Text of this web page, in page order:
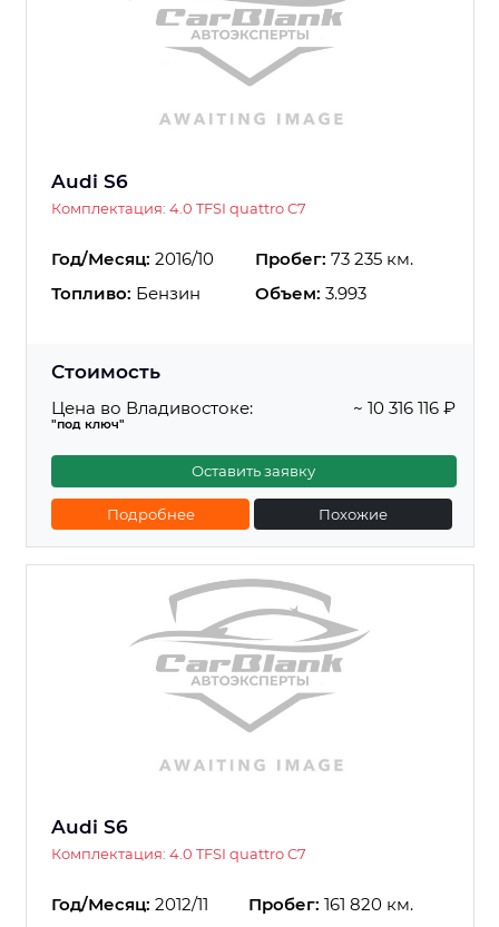
Audi S6
Комплектация: 4.0 TFSI quattro C7
Год/Месяц: 2016/10 Пробег: 73 235 км.
Топливо: Бензин Объем: 3.993
Стоимость
Цена во Владивостоке:
"под ключ"
~ 10 316 116 ₽
Оставить заявку
Подробнее Похожие
Audi S6
Комплектация: 4.0 TFSI quattro C7
Год/Месяц: 2012/11 Пробег: 161 820 км.